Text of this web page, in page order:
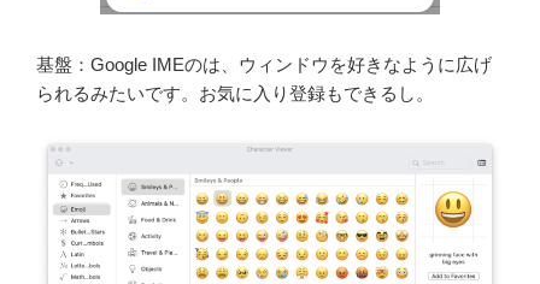
基盤：Google IMEのは、ウィンドウを好きなように広げ
られるみたいです。お気に入り登録もできるし。